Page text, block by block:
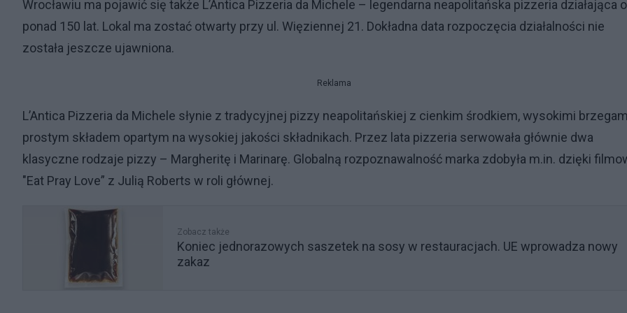
Wrocławiu ma pojawić się także L’Antica Pizzeria da Michele – legendarna neapolitańska pizzeria działająca
ponad 150 lat. Lokal ma zostać otwarty przy ul. Więziennej 21. Dokładna data rozpoczęcia działalności nie
została jeszcze ujawniona.
Reklama
L’Antica Pizzeria da Michele słynie z tradycyjnej pizzy neapolitańskiej z cienkim środkiem, wysokimi
prostym składem opartym na wysokiej jakości składnikach. Przez lata pizzeria serwowała głównie dwa
klasyczne rodzaje pizzy – Margheritę i Marinarę. Globalną rozpoznawalność marka zdobyła m.in. dzięki
"Eat Pray Love” z Julią Roberts w roli głównej.
Zobacz także
Koniec jednorazowych saszetek na sosy w restauracjach. UE wprowadza nowy
zakaz